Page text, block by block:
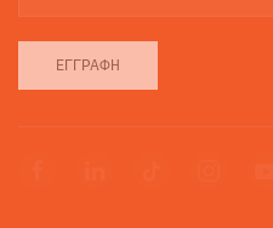
ΕΓΓΡΑΦΉ